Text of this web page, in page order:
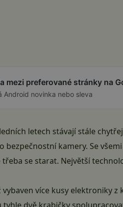
mezi preferované stránky na
Android novinka nebo sleva
letech stávají stále
bezpečnostní kamery. Se
se starat. Největší
vybaven více kusy elektroniky